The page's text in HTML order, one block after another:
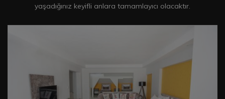
yaşadığınız keyifli anlara tamamlayıcı olacaktır.